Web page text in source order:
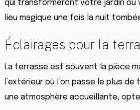
qui transformeront votre jardin ou
lieu magique une fois la nuit
Éclairages pour la
La terrasse est souvent la pièce
l’extérieur où l’on passe le plus
une atmosphère accueillante,